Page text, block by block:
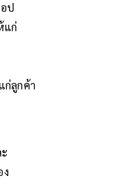
ป
แก่
ก่ลูกค้า